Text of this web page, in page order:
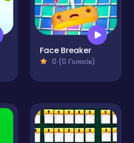
Face Breaker
0 (0 Голосів)